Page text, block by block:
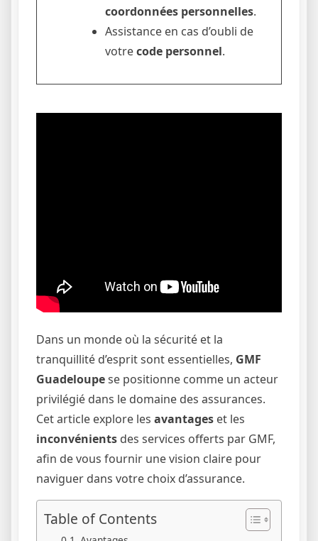
coordonnées personnelles.
Assistance en cas d’oubli de
votrecode personnel.
Dans un monde où la sécurité et la
tranquillité d’esprit sont essentielles, GMF
Guadeloupese positionne comme un acteur
privilégié dans le domaine des assurances.
Cet article explore les avantages et les
inconvénients des services offerts par GMF,
afin de vous fournir une vision claire pour
naviguer dans votre choix d’assurance.
Table of Contents